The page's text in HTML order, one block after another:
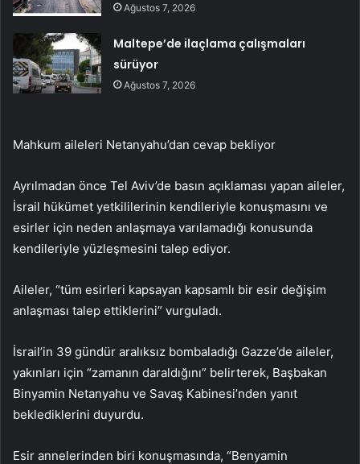
Ağustos 7, 2026
Maltepe’de ilaçlama çalışmaları
sürüyor
Ağustos 7, 2026
Mahkum aileleri Netanyahu’dan cevap bekliyor
Ayrılmadan önce Tel Aviv’de basın açıklaması yapan aileler,
İsrail hükümet yetkililerinin kendileriyle konuşmasını ve
esirler için neden anlaşmaya varılamadığı konusunda
kendileriyle yüzleşmesini talep ediyor.
Aileler, “tüm esirleri kapsayan kapsamlı bir esir değişim
anlaşması talep ettiklerini” vurguladı.
İsrail’in 39 gündür aralıksız bombaladığı Gazze’de aileler,
yakınları için “zamanın daraldığını” belirterek, Başbakan
Binyamin Netanyahu ve Savaş Kabinesi’nden yanıt
beklediklerini duyurdu.
Esir annelerinden biri konuşmasında, “Benyamin